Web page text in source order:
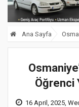
Ana Sayfa
Öğrenci
16 April, 2025,